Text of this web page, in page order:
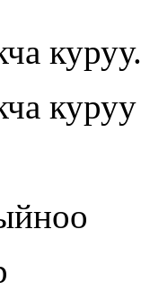
куруу.
куруу